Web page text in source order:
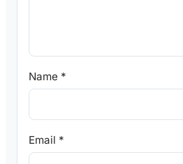
Name *
Email *